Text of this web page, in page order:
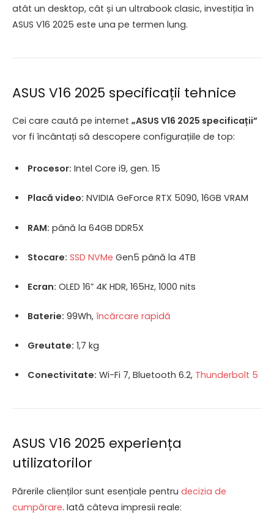
atât un desktop, cât și un ultrabook clasic, investiția în
ASUS V16 2025 este una pe termen lung.
ASUS V16 2025 specificații tehnice
Cei care caută pe internet „ASUS V16 2025 specificații”
vor fi încântați să descopere configurațiile de top:
Procesor: Intel Core i9, gen. 15
Placă video: NVIDIA GeForce RTX 5090, 16GB VRAM
RAM: până la 64GB DDR5X
Stocare: SSD NVMe Gen5 până la 4TB
Ecran: OLED 16” 4K HDR, 165Hz, 1000 nits
Baterie: 99Wh, încărcare rapidă
Greutate: 1,7 kg
Conectivitate: Wi-Fi 7, Bluetooth 6.2, Thunderbolt 5
ASUS V16 2025 experiența
utilizatorilor
Părerile clienților sunt esențiale pentru decizia de
cumpărare. Iată câteva impresii reale: